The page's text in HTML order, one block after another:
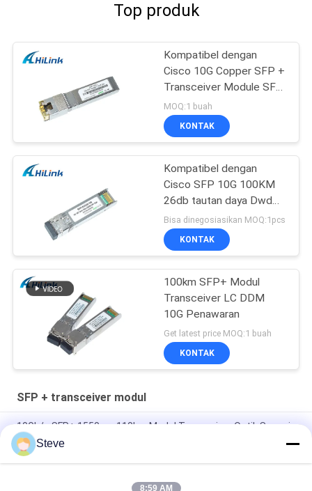
Top produk
Kompatibel dengan
Cisco 10G Copper SFP +
Transceiver Module SFP
-10G-T RJ45 connector
MOQ:1 buah
KONTAK
Kompatibel dengan
Cisco SFP 10G 100KM
26db tautan daya Dwdm
SFP + Modul
Transceiver
Bisa dinegosiasikan MOQ:1pcs
KONTAK
100km SFP+ Modul
Transceiver LC DDM
10G Penawaran
Get latest price MOQ:1 buah
KONTAK
SFP + transceiver modul
10Gb/s SFP+ 1550nm 110km Modul Transceiver Optik Sesuai
RoHS
25Gbps BIDI 40KM 1270/1310nm 40KM APD LC DOM
Steve
8:59 AM